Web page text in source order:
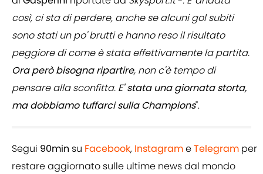
così, ci sta di perdere, anche se alcuni gol subiti
sono stati un po' brutti e hanno reso il risultato
peggiore di come è stata effettivamente la partita.
Ora però bisogna ripartire, non c'è tempo di
pensare alla sconfitta. E' stata una giornata storta,
ma dobbiamo tuffarci sulla Champions".
Segui 90min su Facebook, InstagrameTelegram per
restare aggiornato sulle ultime news dal mondo